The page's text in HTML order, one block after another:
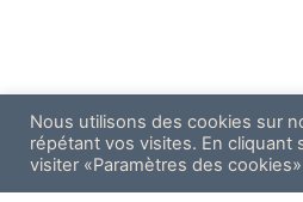
Nous utilisons des cookies sur
répétant vos visites. En cliquant
visiter «Paramètres des